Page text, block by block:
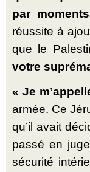
par
réussite à
que le
votre
« Je
armée. Ce
qu’il avait
passé en
sécurité